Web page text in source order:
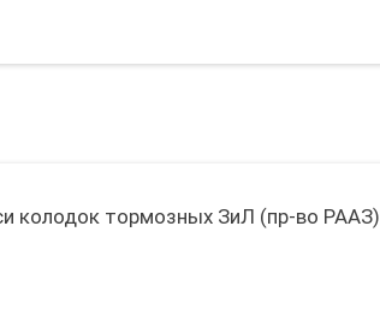
колодок тормозных ЗиЛ (пр-во РААЗ)